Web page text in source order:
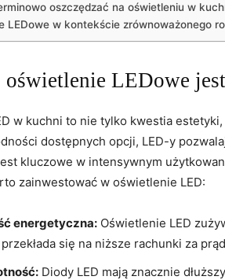
oszczędzać na oświetleniu w
LEDowe w kontekście zrównoważonego
⁣oświetlenie LEDowe
w⁤ kuchni to nie tylko kwestia
dostępnych opcji, LED-y
kluczowe w intensywnym
zainwestować w oświetlenie LED:
energetyczna: ⁤Oświetlenie ‍LED
się na ⁢niższe rachunki za
Diody‌ LED mają znacznie